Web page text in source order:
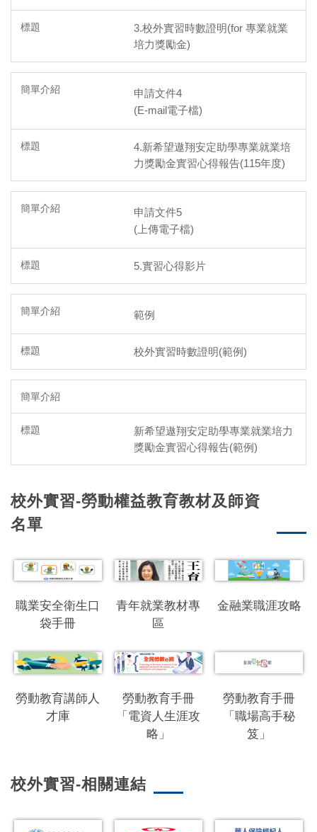
3.校外實習時數證明(for 專業就業
培力獎勵金)
申請文件4
(E-mail電子檔)
4.新希望遨翔安定助學專業就業培
力獎勵金實習心得報告(115年度)
申請文件5
(上傳電子檔)
5.實習心得影片
範例
校外實習時數證明(範例)
新希望遨翔安定助學專業就業培力
獎勵金實習心得報告(範例)
校外實習-勞動權益教育教材及師資
名單
職業安全衛生口
袋手冊
青年就業教材專
區
金融業職涯攻略
勞動教育講師人
才庫
勞動教育手冊
「電資人生涯攻
略」
勞動教育手冊
「職場高手秘
笈」
校外實習-相關連結